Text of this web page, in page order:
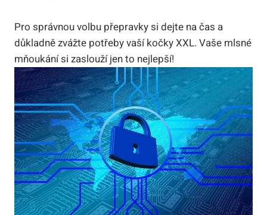
Pro správnou volbu přepravky si dejte na čas a
důkladně zvážte potřeby vaší kočky XXL. Vaše mlsné
mňoukání si zaslouží jen to nejlepší!